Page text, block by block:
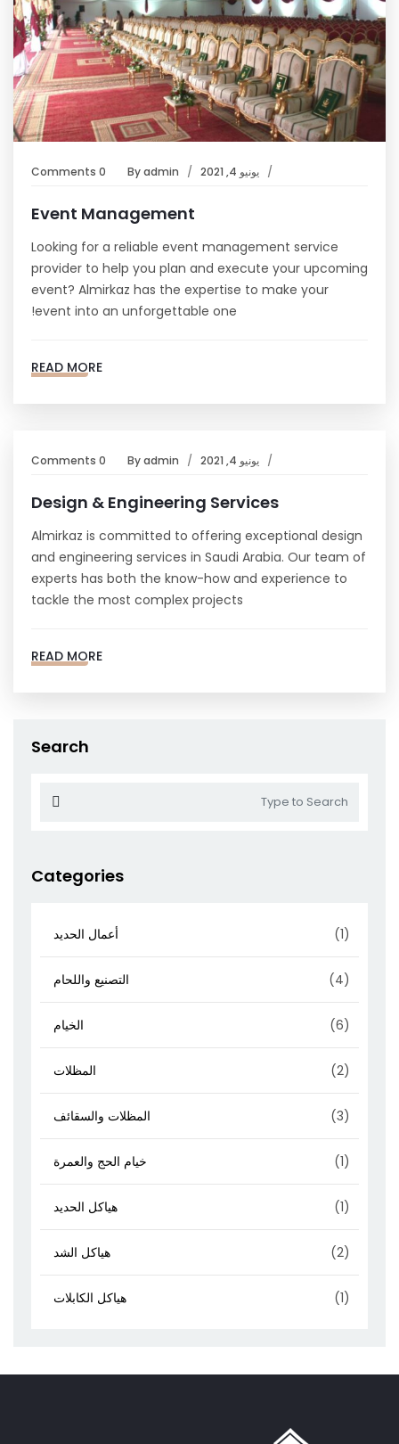
يونيو 4, 2021 Byadmin
0 Comments
Event Management
Looking for a reliable event management service
provider to help you plan and execute your upcoming
event? Almirkaz has the expertise to make your
event into an unforgettable one!
READ MORE
يونيو 4, 2021 Byadmin
0 Comments
Design & Engineering Services
Almirkaz is committed to offering exceptional design
and engineering services in Saudi Arabia. Our team of
experts has both the know-how and experience to
tackle the most complex projects
READ MORE
Search
Categories
أعمال الحديد (1)
التصنيع واللحام (4)
الخيام (6)
المظلات (2)
المظلات والسقائف (3)
خيام الحج والعمرة (1)
هياكل الحديد (1)
هياكل الشد (2)
هياكل الكابلات (1)